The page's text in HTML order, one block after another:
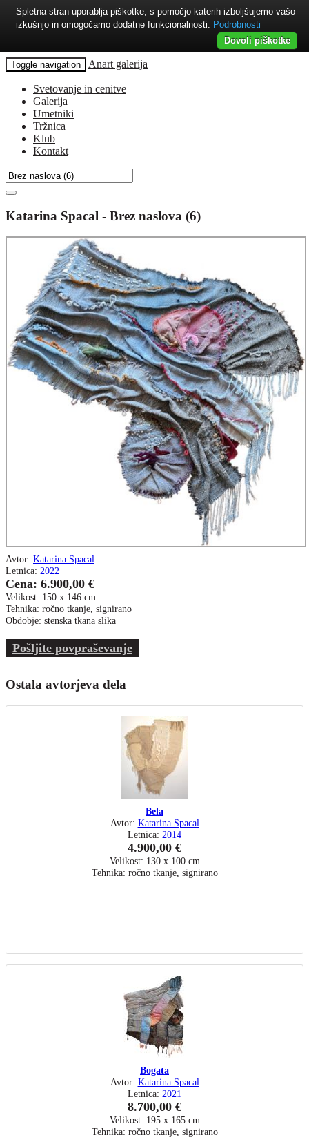
Toggle navigation Anart galerija
Svetovanje in cenitve
Galerija
Umetniki
Tržnica
Klub
Kontakt
Katarina Spacal - Brez naslova (6)
Avtor: Katarina Spacal
Letnica: 2022
Cena: 6.900,00 €
Velikost: 150 x 146 cm
Tehnika: ročno tkanje, signirano
Obdobje: stenska tkana slika
Pošljite povpraševanje
Ostala avtorjeva dela
Bela
Avtor: Katarina Spacal
Letnica: 2014
4.900,00 €
Velikost: 130 x 100 cm
Tehnika: ročno tkanje, signirano
Bogata
Avtor: Katarina Spacal
Letnica: 2021
8.700,00 €
Velikost: 195 x 165 cm
Tehnika: ročno tkanje, signirano
Spletna stran uporablja piškotke, s pomočjo katerih izboljšujemo vašo
izkušnjo in omogočamo dodatne funkcionalnosti. Podrobnosti
Dovoli piškotke